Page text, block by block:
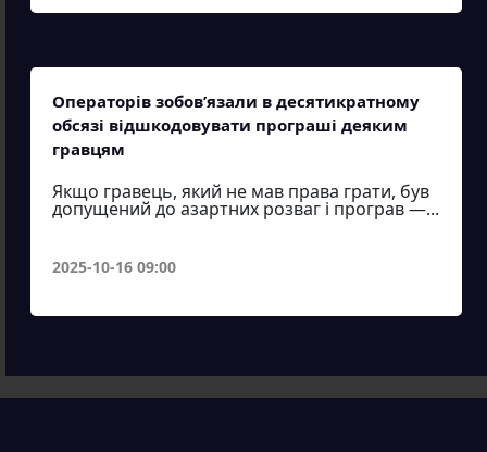
Операторів зобов’язали в десятикратному
обсязі відшкодовувати програші деяким
гравцям
Якщо гравець, який не мав права грати, був
допущений до азартних розваг і програв —...
2025-10-16 09:00